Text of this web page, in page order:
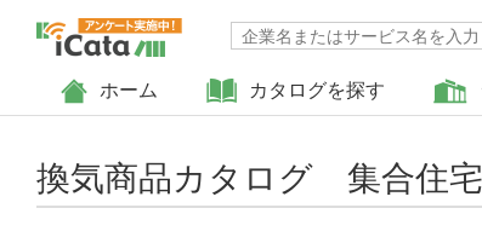
ホーム カタログを探す
換気商品カタログ 集合住